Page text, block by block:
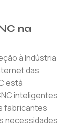
na
à Indústria
das
está
inteligentes
fabricantes
necessidades